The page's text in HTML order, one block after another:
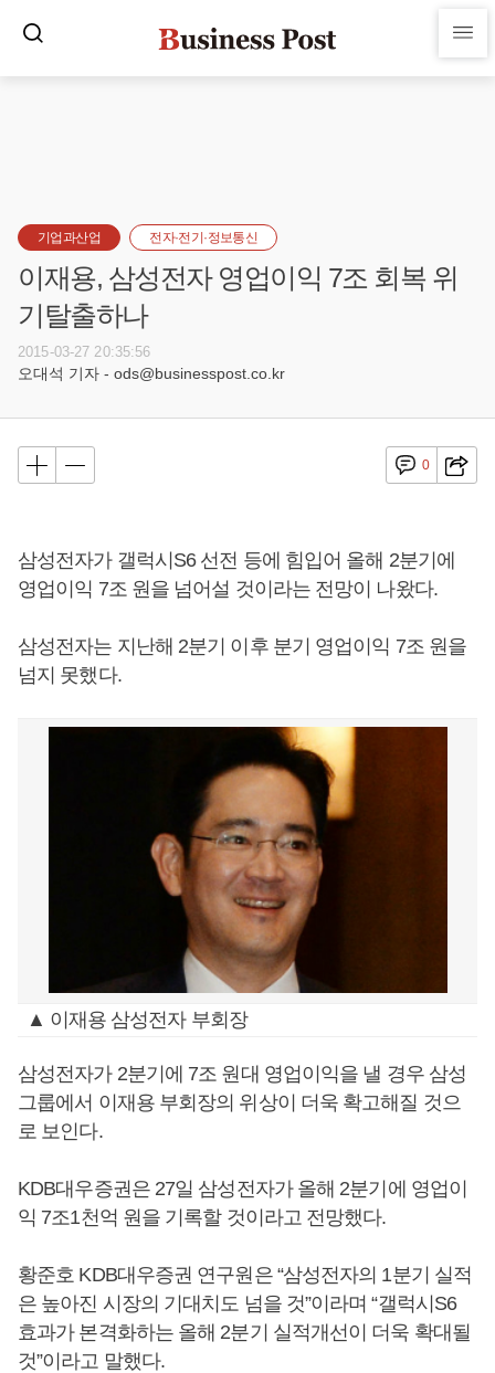
기업과산업 전자·전기·정보통신
이재용, 삼성전자 영업이익 7조 회복 위
기탈출하나
2015-03-27 20:35:56
오대석 기자 - ods@businesspost.co.kr
0
삼성전자가 갤럭시S6 선전 등에 힘입어 올해 2분기에
영업이익 7조 원을 넘어설 것이라는 전망이 나왔다.
삼성전자는 지난해 2분기 이후 분기 영업이익 7조 원을
넘지 못했다.
▲ 이재용 삼성전자 부회장
삼성전자가 2분기에 7조 원대 영업이익을 낼 경우 삼성
그룹에서 이재용 부회장의 위상이 더욱 확고해질 것으
로 보인다.
KDB대우증권은 27일 삼성전자가 올해 2분기에 영업이
익 7조1천억 원을 기록할 것이라고 전망했다.
황준호 KDB대우증권 연구원은 “삼성전자의 1분기 실적
은 높아진 시장의 기대치도 넘을 것”이라며 “갤럭시S6
효과가 본격화하는 올해 2분기 실적개선이 더욱 확대될
것”이라고 말했다.